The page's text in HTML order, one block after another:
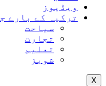
ویڈیوز
ترکیہ کے بارے
سیاحت
تجارت
تعلیم
شوبز
X